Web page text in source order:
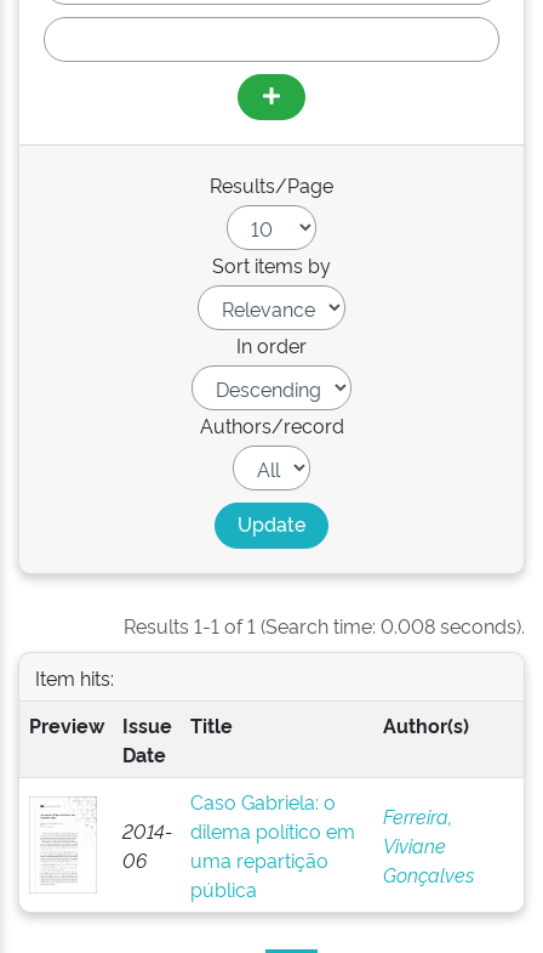
Results/Page
Sort items by
In order
Authors/record
Results 1-1 of 1 (Search time: 0.008 seconds).
Item hits:
Preview
Issue
Date
Title Author(s)
2014-
06
Caso Gabriela: o
dilema político em
uma repartição
pública
Ferreira,
Viviane
Gonçalves